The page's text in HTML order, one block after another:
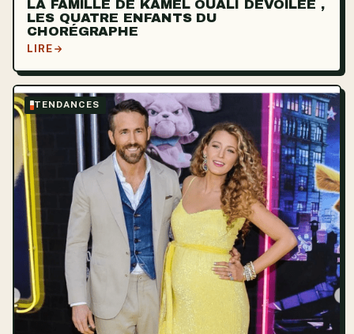
LA FAMILLE DE KAMEL OUALI DÉVOILÉE ,
LES QUATRE ENFANTS DU
CHORÉGRAPHE
LIRE
TENDANCES